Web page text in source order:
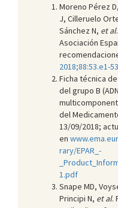
Moreno Pérez
J, Cilleruelo
Sánchez N, et al
Asociación
2018;88:53.e1-
Ficha técnica
del grupo B
del
13/09/2018;
en
rary/EPAR_-
1.pdf
Snape MD,
Principi N, et al.